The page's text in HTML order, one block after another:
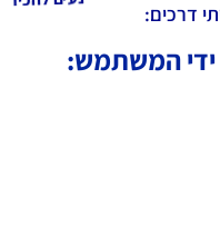
דרכים: